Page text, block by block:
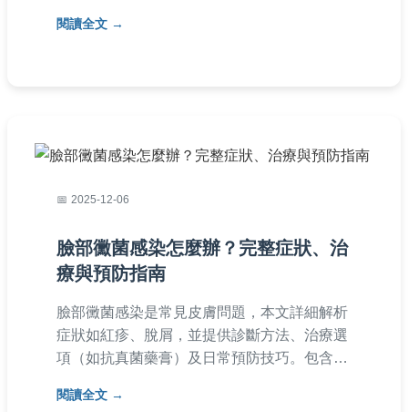
避免不必要的恐慌。
閱讀全文
2025-12-06
臉部黴菌感染怎麼辦？完整症狀、治
療與預防指南
臉部黴菌感染是常見皮膚問題，本文詳細解析
症狀如紅疹、脫屑，並提供診斷方法、治療選
項（如抗真菌藥膏）及日常預防技巧。包含個
黴菌感染，避免復發。
閱讀全文